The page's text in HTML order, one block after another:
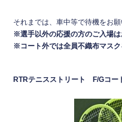
それまでは、車中等で待機をお願
※選手以外の応援の方のご入場は
※コート外では全員不織布マスク
RTRテニスストリート F/Gコー